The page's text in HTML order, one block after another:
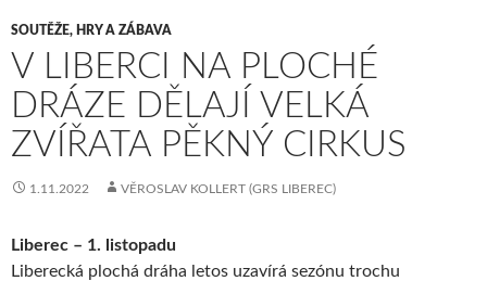
SOUTĚŽE, HRY A ZÁBAVA
V LIBERCI NA PLOCHÉ
DRÁZE DĚLAJÍ VELKÁ
ZVÍŘATA PĚKNÝ CIRKUS
1.11.2022 VĚROSLAV KOLLERT (GRS LIBEREC)
Liberec – 1. listopadu
Liberecká plochá dráha letos uzavírá sezónu trochu